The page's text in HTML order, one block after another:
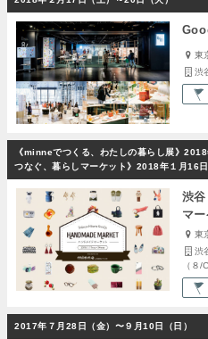
東
渋
《minneでつくる、わたしの暮らし展》
つなぐ、暮らしマーケット》2018年１月16日
渋
マ
東
渋
（８/
2017年７月28日（金）〜９月10日（日）